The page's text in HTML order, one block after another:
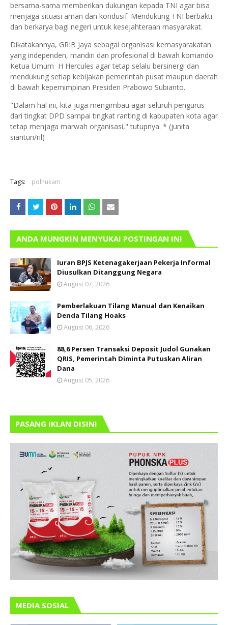
bersama-sama memberikan dukungan kepada TNI agar bisa
menjaga situasi aman dan kondusif. Mendukung TNI berbakti
dan berkarya bagi negeri untuk kesejahteraan masyarakat.
Dikatakannya, GRIB Jaya sebagai organisasi kemasyarakatan
yang independen, mandiri dan profesional di bawah komando
Ketua Umum H Hercules agar tetap selalu bersinergi dan
mendukung setiap kebijakan pemerintah pusat maupun daerah
di bawah kepemimpinan Presiden Prabowo Subianto.
"Dalam hal ini, kita juga mengimbau agar seluruh pengurus
dari tingkat DPD sampai tingkat ranting di kabupaten kota agar
tetap menjaga marwah organisasi," tutupnya. * (junita
sianturi/ril)
Tags: polhukam
ANDA MUNGKIN MENYUKAI POSTINGAN INI
Iuran BPJS Ketenagakerjaan Pekerja Informal
Diusulkan Ditanggung Negara
August 07, 2026
Pemberlakuan Tilang Manual dan Kenaikan
Denda Tilang Hoaks
August 06, 2026
88,6 Persen Transaksi Deposit Judol Gunakan
QRIS, Pemerintah Diminta Putuskan Aliran
Dana
August 05, 2026
PASANG IKLAN DISINI
MEDIA SOSIAL